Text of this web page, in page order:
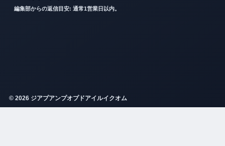
編集部からの返信目安: 通常1営業日以内。
© 2026 ジアプアンプオプドアイルイクオム